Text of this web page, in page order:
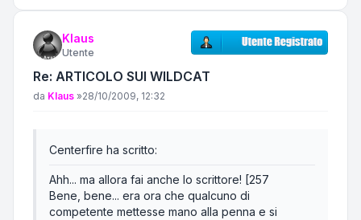
Klaus
Utente
Re: ARTICOLO SUI WILDCAT
Messaggio
da Klaus »28/10/2009, 12:32
Centerfire ha scritto:
Ahh... ma allora fai anche lo scrittore! [257
Bene, bene... era ora che qualcuno di
competente mettesse mano alla penna e si